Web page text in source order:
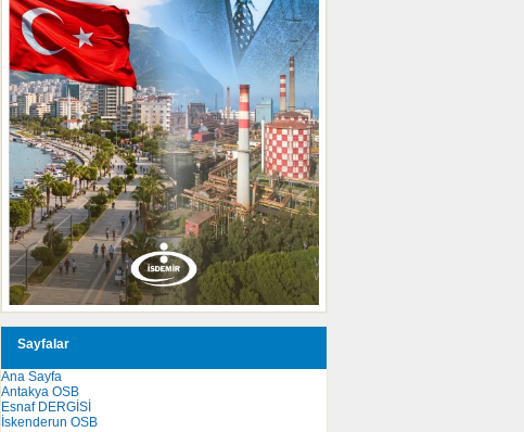
Sayfalar
Ana Sayfa
Antakya OSB
Esnaf DERGİSİ
İskenderun OSB